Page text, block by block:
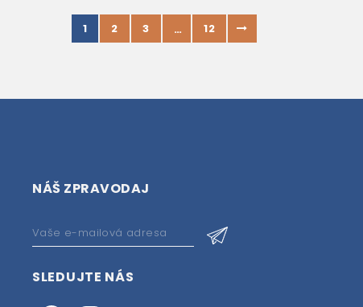
1 2 3 … 12
NÁŠ ZPRAVODAJ
SLEDUJTE NÁS